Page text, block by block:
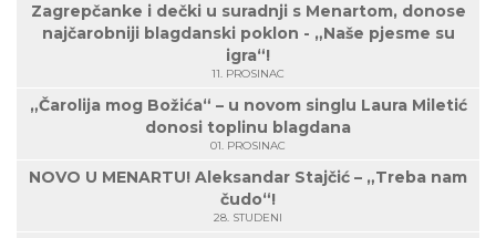
Zagrepčanke i dečki u suradnji s Menartom, donose
najčarobniji blagdanski poklon - „Naše pjesme su
igra“!
11. PROSINAC
„Čarolija mog Božića“ – u novom singlu Laura Miletić
donosi toplinu blagdana
01. PROSINAC
NOVO U MENARTU! Aleksandar Stajčić – „Treba nam
čudo“!
28. STUDENI